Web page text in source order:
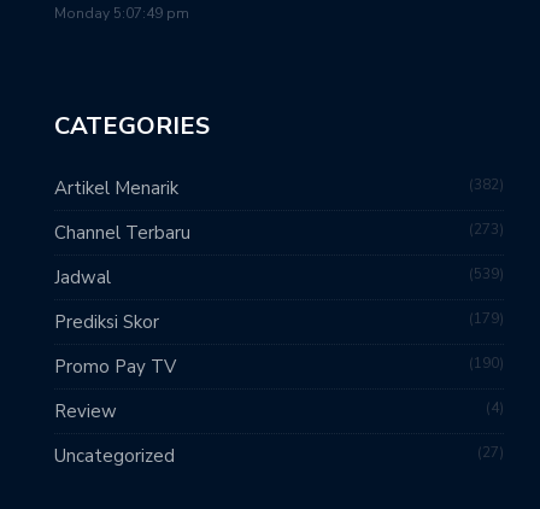
Monday 5:07:49 pm
CATEGORIES
Artikel Menarik 382
Channel Terbaru 273
Jadwal 539
Prediksi Skor 179
Promo Pay TV 190
Review 4
Uncategorized 27